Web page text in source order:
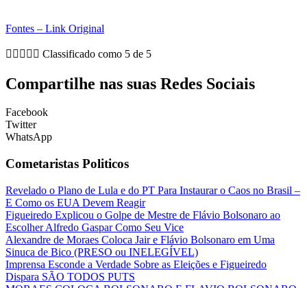
Fontes – Link Original
     Classificado como 5 de 5
Compartilhe nas suas Redes Sociais
Facebook
Twitter
WhatsApp
Cometaristas Politicos
Revelado o Plano de Lula e do PT Para Instaurar o Caos no Brasil –
E Como os EUA Devem Reagir
Figueiredo Explicou o Golpe de Mestre de Flávio Bolsonaro ao
Escolher Alfredo Gaspar Como Seu Vice
Alexandre de Moraes Coloca Jair e Flávio Bolsonaro em Uma
Sinuca de Bico (PRESO ou INELEGÍVEL)
Imprensa Esconde a Verdade Sobre as Eleições e Figueiredo
Dispara SÃO TODOS PUTS